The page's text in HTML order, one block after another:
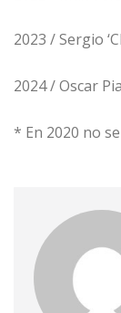
2023 / Sergio
2024 / Oscar
* En 2020 no